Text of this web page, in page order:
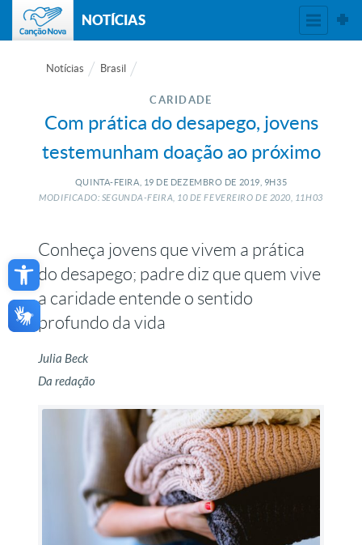
Open toolbar
NOTÍCIAS
Notícias Brasil
CARIDADE
Com prática do desapego, jovens
testemunham doação ao próximo
QUINTA-FEIRA, 19 DE DEZEMBRO DE 2019, 9H35
MODIFICADO: SEGUNDA-FEIRA, 10 DEFEVEREIRO DE 2020, 11H03
Conheça jovens que vivem a prática
do desapego; padre diz que quem vive
a caridade entende o sentido
profundo da vida
Julia Beck
Da redação